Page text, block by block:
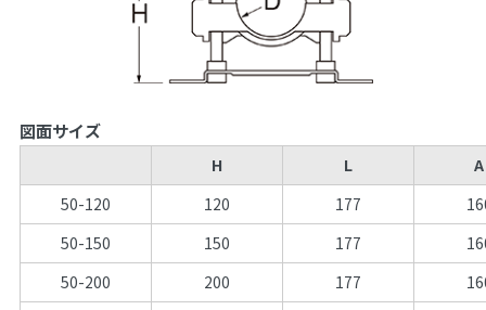
図面サイズ
H L
A
50-120
120 177
50-150
150 177
50-200
200 177